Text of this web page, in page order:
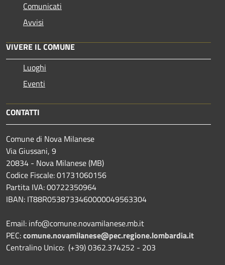
Comunicati
Avvisi
VIVERE IL COMUNE
Luoghi
Eventi
CONTATTI
Comune di Nova Milanese
Via Giussani, 9
20834 - Nova Milanese (MB)
Codice Fiscale: 01731060156
Partita IVA: 00722350964
IBAN: IT88R0538733460000049563304
Email: info@comune.novamilanese.mb.it
PEC:comune.novamilanese@pec.regione.lombardia.it
Centralino Unico: (+39) 0362.374252 - 203